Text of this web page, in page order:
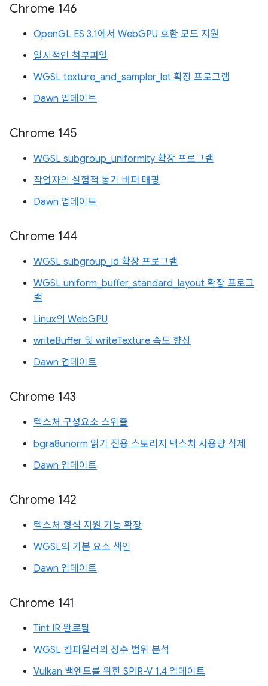
Chrome 146
OpenGL ES 3.1에서 WebGPU 호환 모드 지원
일시적인 첨부파일
WGSL texture_and_sampler_let 확장 프로그램
Dawn 업데이트
Chrome 145
WGSL subgroup_uniformity 확장 프로그램
작업자의 실험적 동기 버퍼 매핑
Dawn 업데이트
Chrome 144
WGSL subgroup_id 확장 프로그램
WGSL uniform_buffer_standard_layout 확장 프로그
램
Linux의 WebGPU
writeBuffer 및 writeTexture 속도 향상
Dawn 업데이트
Chrome 143
텍스처 구성요소 스위즐
bgra8unorm 읽기 전용 스토리지 텍스처 사용량 삭제
Dawn 업데이트
Chrome 142
텍스처 형식 지원 기능 확장
WGSL의 기본 요소 색인
Dawn 업데이트
Chrome 141
Tint IR 완료됨
WGSL 컴파일러의 정수 범위 분석
Vulkan 백엔드를 위한 SPIR-V 1.4 업데이트